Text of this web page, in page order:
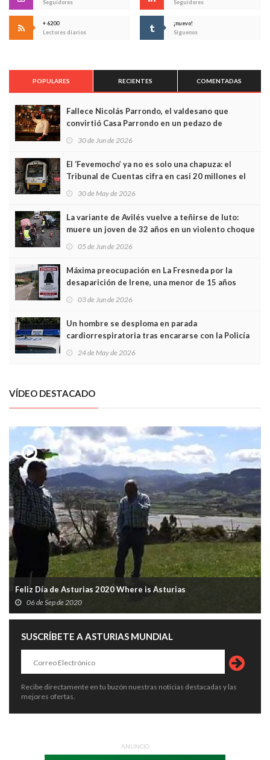
Seguidores Seguidores
+ 6200
Lectores diarios
¡nuevo!
Síguenos
POPULARES RECIENTES COMENTADAS
Fallece Nicolás Parrondo, el valdesano que
convirtió Casa Parrondo en un pedazo de
Asturias en Madrid
30 de Jun de 2026
El ‘Fevemocho’ ya no es solo una chapuza: el
Tribunal de Cuentas cifra en casi 20 millones el
sobrecoste de los trenes que no cabían por los
30 de May de 2026
La variante de Avilés vuelve a teñirse de luto:
muere un joven de 32 años en un violento choque
frontal
05 de Jun de 2026
Máxima preocupación en La Fresneda por la
desaparición de Irene, una menor de 15 años
03 de Jun de 2026
Un hombre se desploma en parada
cardiorrespiratoria tras encararse con la Policía
Local en Luanco
24 de May de 2026
VÍDEO DESTACADO
Feliz Día de Asturias 2020 Where is Asturias
06 de Sep de 2020
SUSCRÍBETE A ASTURIAS MUNDIAL
Recibe directamente en tu buzón nuestras noticias destacadas y las
mejores ofertas.
ANUNCIO